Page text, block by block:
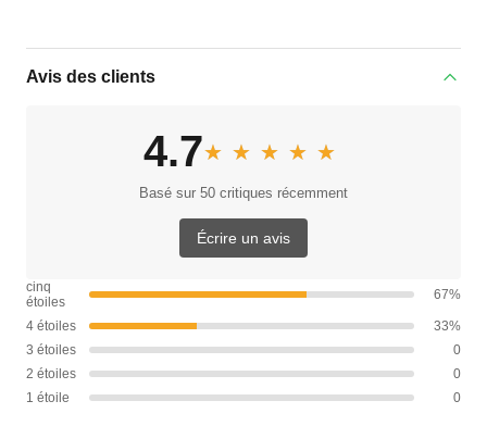
Avis des clients
4.7★★★★★
★★★★★
Basé sur 50 critiques récemment
Écrire un avis
cinq
étoiles
67%
4 étoiles
33%
3 étoiles
0
2 étoiles
0
1 étoile
0